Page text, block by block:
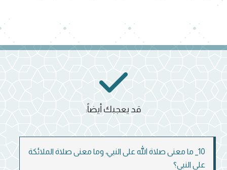
10_ ما معنى صلاة الله على النبي، وما معنى صلاة الملائكة
على النبي؟
قد يعجبك أيضاً: